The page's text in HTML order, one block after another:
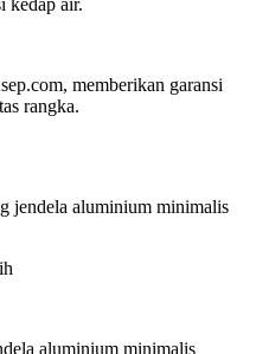
memberikan garansi
rangka.
jendela aluminium minimalis